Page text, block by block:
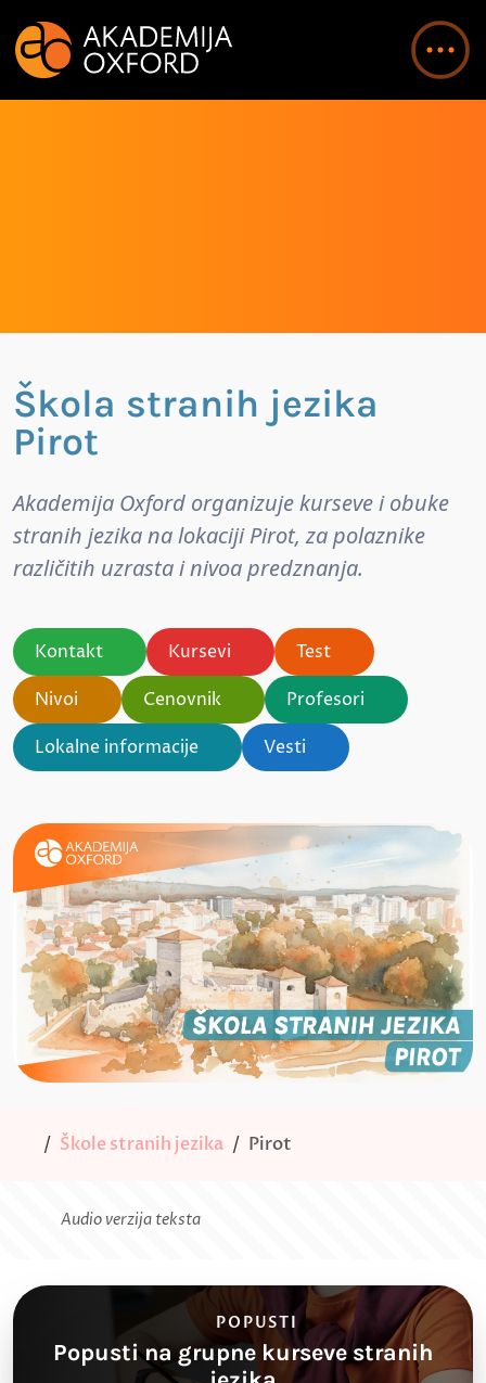
Škola stranih jezika
Pirot
Akademija Oxford organizuje kurseve i obuke
stranih jezika na lokaciji Pirot, za polaznike
različitih uzrasta i nivoa predznanja.
Kontakt Kursevi
Test
Nivoi
Cenovnik
Profesori
Lokalne informacije
Vesti
Škole stranih jezika Pirot
Audio verzija teksta
POPUSTI
Popusti na grupne kurseve stranih